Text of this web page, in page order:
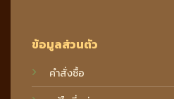
ข้อมูลส่วนตัว
คำสั่งซื้อ